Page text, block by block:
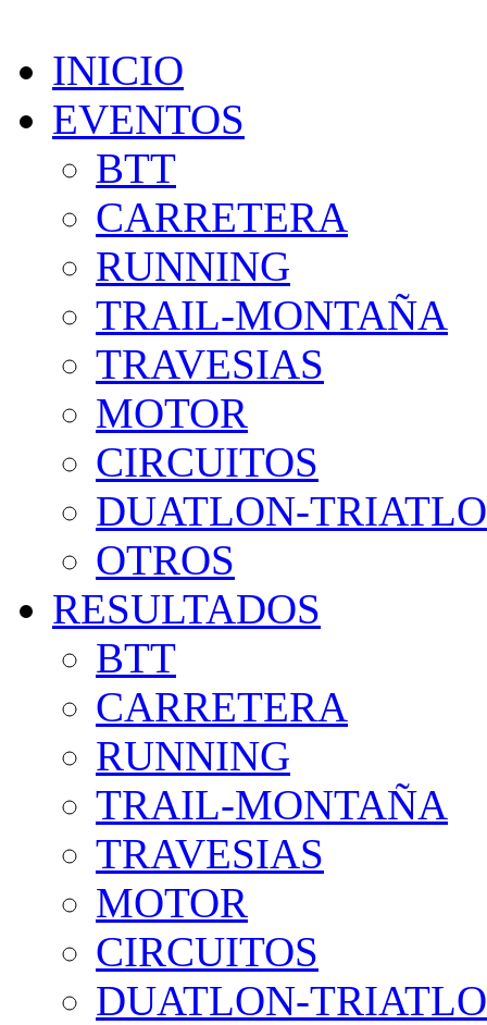
INICIO
EVENTOS
BTT
CARRETERA
RUNNING
TRAIL-MONTAÑA
TRAVESIAS
MOTOR
CIRCUITOS
DUATLON-
OTROS
RESULTADOS
BTT
CARRETERA
RUNNING
TRAIL-MONTAÑA
TRAVESIAS
MOTOR
CIRCUITOS
DUATLON-